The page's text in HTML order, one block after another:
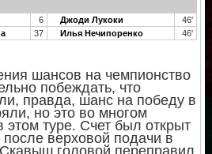
6 Джоди Лукоки
46'
37 Илья Нечипоренко 46'
шансов на чемпионство
побеждать, что
правда, шанс на победу в
но это во многом
этом туре. Счет был открыт
после верховой подачи в